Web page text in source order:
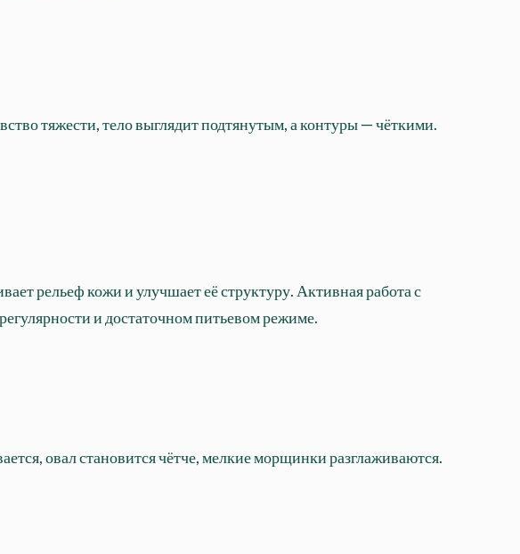
тяжести, тело выглядит подтянутым, а контуры — чёткими.
рельеф кожи и улучшает её структуру. Активная работа с
и достаточном питьевом режиме.
овал становится чётче, мелкие морщинки разглаживаются.